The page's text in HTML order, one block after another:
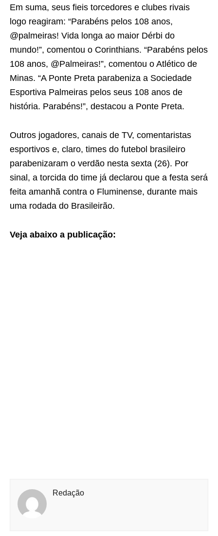
Em suma, seus fieis torcedores e clubes rivais
logo reagiram: “Parabéns pelos 108 anos,
@palmeiras! Vida longa ao maior Dérbi do
mundo!”, comentou o Corinthians. “Parabéns pelos
108 anos, @Palmeiras!”, comentou o Atlético de
Minas. “A Ponte Preta parabeniza a Sociedade
Esportiva Palmeiras pelos seus 108 anos de
história. Parabéns!”, destacou a Ponte Preta.
Outros jogadores, canais de TV, comentaristas
esportivos e, claro, times do futebol brasileiro
parabenizaram o verdão nesta sexta (26). Por
sinal, a torcida do time já declarou que a festa será
feita amanhã contra o Fluminense, durante mais
uma rodada do Brasileirão.
Veja abaixo a publicação:
Redação